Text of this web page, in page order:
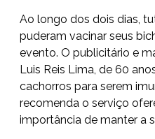
Ao longo dos dois dias,
puderam vacinar seus
evento. O publicitário e
Luis Reis Lima, de 60
cachorros para serem
recomenda o serviço
importância de manter a